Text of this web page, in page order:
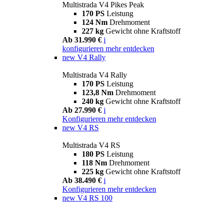
Multistrada V4 Pikes Peak
170 PS Leistung
124 Nm Drehmoment
227 kg Gewicht ohne Kraftstoff
Ab 31.990 € i
konfigurieren mehr entdecken
new V4 Rally
Multistrada V4 Rally
170 PS Leistung
123,8 Nm Drehmoment
240 kg Gewicht ohne Kraftstoff
Ab 27.990 € i
Konfigurieren mehr entdecken
new V4 RS
Multistrada V4 RS
180 PS Leistung
118 Nm Drehmoment
225 kg Gewicht ohne Kraftstoff
Ab 38.490 € i
Konfigurieren mehr entdecken
new V4 RS 100